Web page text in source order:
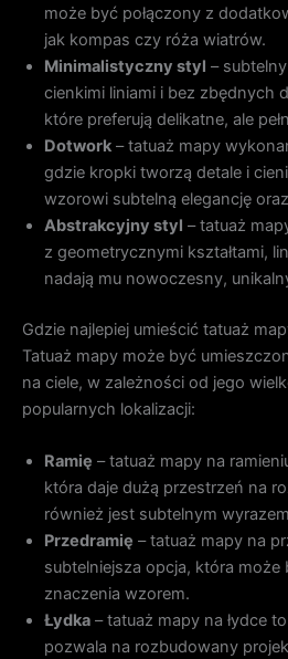
może być połączony z
jak kompas czy róża wiatrów.
Minimalistyczny styl –
cienkimi liniami i bez zbędnych
które preferują delikatne, ale
Dotwork – tatuaż mapy
gdzie kropki tworzą detale i
wzorowi subtelną elegancję
Abstrakcyjny styl – tatuaż
z geometrycznymi kształtami,
nadają mu nowoczesny,
Gdzie najlepiej umieścić tatuaż
Tatuaż mapy może być
na ciele, w zależności od jego
popularnych lokalizacji:
Ramię – tatuaż mapy na
która daje dużą przestrzeń na
również jest subtelnym
Przedramię – tatuaż mapy na
subtelniejsza opcja, która może
znaczenia wzorem.
Łydka – tatuaż mapy na łydce
pozwala na rozbudowany